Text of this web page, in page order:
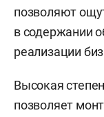
позволяют
в содержании
реализации
Высокая
позволяет